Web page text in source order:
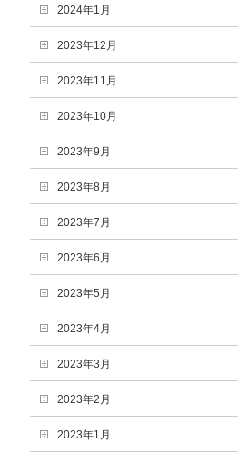
2024年1月
2023年12月
2023年11月
2023年10月
2023年9月
2023年8月
2023年7月
2023年6月
2023年5月
2023年4月
2023年3月
2023年2月
2023年1月